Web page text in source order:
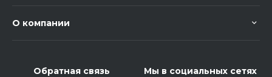
О компании
Обратная связь Мы в социальных сетях